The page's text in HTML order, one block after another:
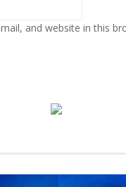
and website in this